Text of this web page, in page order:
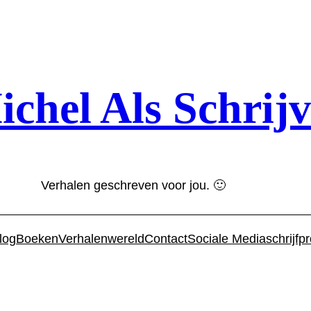
Als
Verhalen geschreven voor jou. 🙂
BoekenVerhalenwereldContactSociale Media